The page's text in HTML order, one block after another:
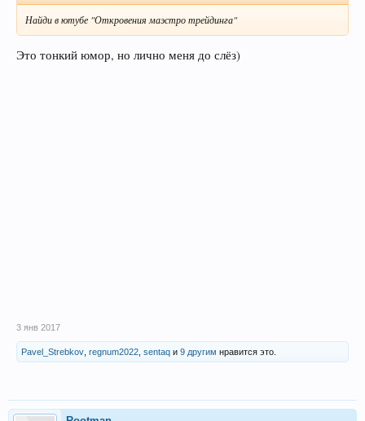
Найди в ютубе "Откровения маэстро трейдинга"
Это тонкий юмор, но лично меня до слёз)
3 янв 2017
Pavel_Strebkov regnum2022 sentaq и 9 другим нравится это.